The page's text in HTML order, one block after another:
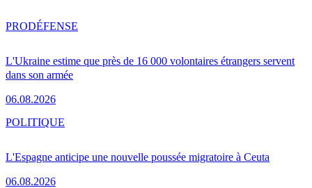
L'Ukraine estime que près de 16 000 volontaires étrangers servent
dans son armée
06.08.2026
PRODÉFENSE
L'Espagne anticipe une nouvelle poussée migratoire à Ceuta
06.08.2026
POLITIQUE